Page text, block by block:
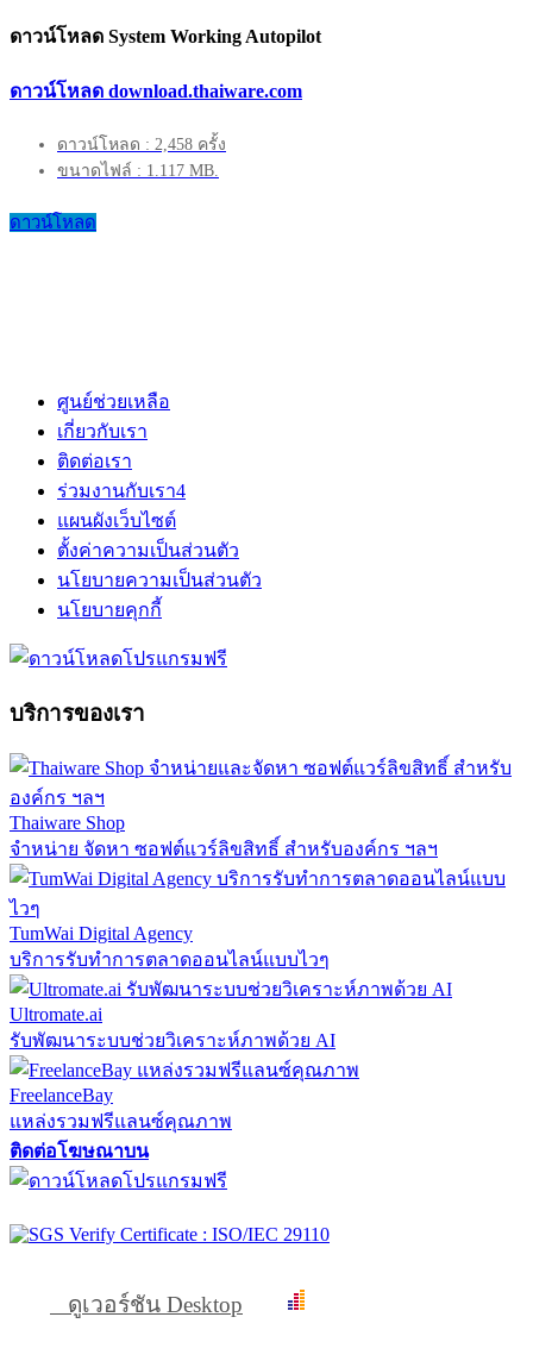
ดาวน์โหลด System Working Autopilot
ดาวน์โหลด download.thaiware.com
ดาวน์โหลด : 2,458 ครั้ง
ขนาดไฟล์ : 1.117 MB.
ดาวน์โหลด
ศูนย์ช่วยเหลือ
เกี่ยวกับเรา
ติดต่อเรา
ร่วมงานกับเรา4
แผนผังเว็บไซต์
ตั้งค่าความเป็นส่วนตัว
นโยบายความเป็นส่วนตัว
นโยบายคุกกี้
บริการของเรา
Thaiware Shop
จำหน่าย จัดหา ซอฟต์แวร์ลิขสิทธิ์ สำหรับองค์กร ฯลฯ
TumWai Digital Agency
บริการรับทำการตลาดออนไลน์แบบไวๆ
Ultromate.ai
รับพัฒนาระบบช่วยวิเคราะห์ภาพด้วย AI
FreelanceBay
แหล่งรวมฟรีแลนซ์คุณภาพ
ติดต่อโฆษณาบน
ดูเวอร์ชัน Desktop